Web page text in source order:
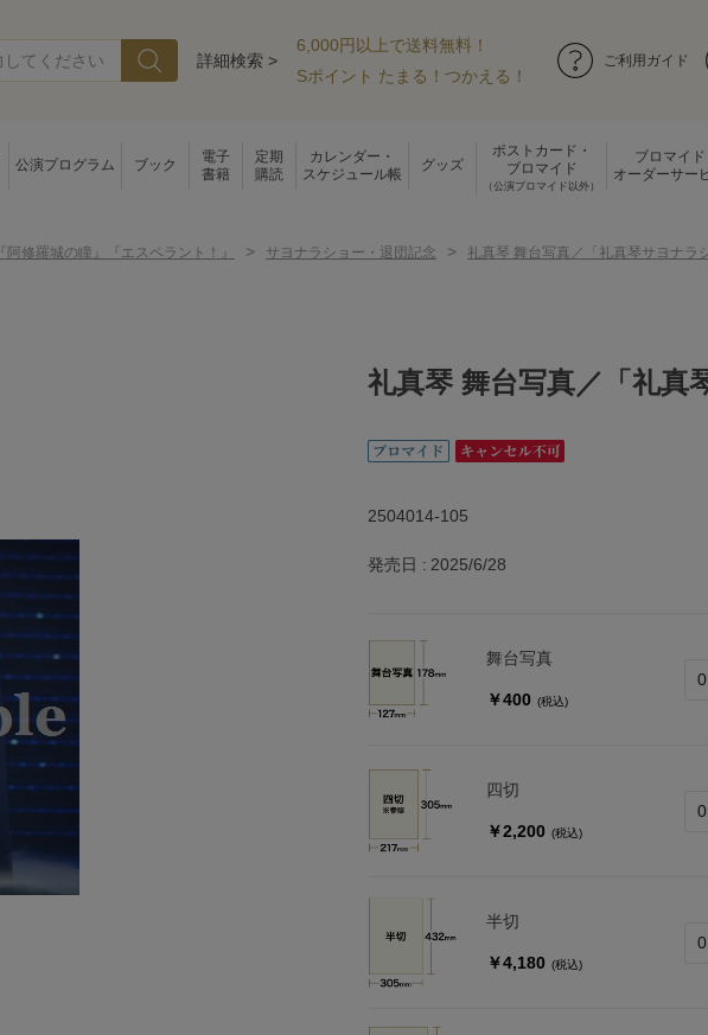
詳細検索 >
6,000円以上で送料無料！
Sポイント たまる！つかえる！
ご利用ガイド
公演プログラム ブック
電子
書籍
定期
購読
カレンダー・
スケジュール帳
グッズ
ポストカード・
ブロマイド
（公演ブロマイド以外）
ブロマイド
オーダーサー
『阿修羅城の瞳』『エスペラント！』 > サヨナラショー・退団記念 > 礼真琴 舞台写真／「礼真琴サヨナラ
礼真琴 舞台写真／「礼真
2504014-105
発売日 2025/6/28
舞台写真
￥400 (税込)
四切
￥2,200 (税込)
半切
￥4,180 (税込)